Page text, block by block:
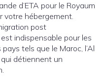
d’ETA pour le Royaum
votre hébergement.
post
indispensable pour les
tels que le Maroc, l’Al
détiennent un